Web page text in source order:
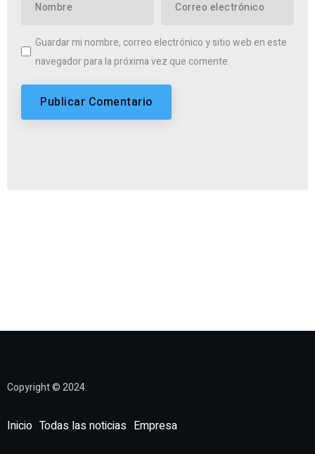
Guardar mi nombre, correo electrónico y sitio web en este
navegador para la próxima vez que comente.
Copyright © 2024.
Inicio Todas las noticias Empresa